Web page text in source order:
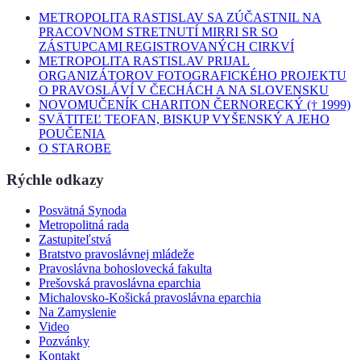
METROPOLITA RASTISLAV SA ZÚČASTNIL NA
PRACOVNOM STRETNUTÍ MIRRI SR SO
ZÁSTUPCAMI REGISTROVANÝCH CIRKVÍ
METROPOLITA RASTISLAV PRIJAL
ORGANIZÁTOROV FOTOGRAFICKÉHO PROJEKTU
O PRAVOSLÁVÍ V ČECHÁCH A NA SLOVENSKU
NOVOMUČENÍK CHARITON ČERNORECKÝ († 1999)
SVÄTITEĽ TEOFAN, BISKUP VYŠENSKÝ A JEHO
POUČENIA
O STAROBE
Rýchle odkazy
Posvätná Synoda
Metropolitná rada
Zastupiteľstvá
Bratstvo pravoslávnej mládeže
Pravoslávna bohoslovecká fakulta
Prešovská pravoslávna eparchia
Michalovsko-Košická pravoslávna eparchia
Na Zamyslenie
Video
Pozvánky
Kontakt